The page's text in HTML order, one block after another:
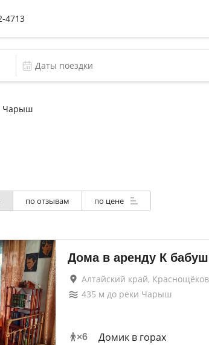
4713
Чарыш
по отзывам по цене
Дома в аренду К
Алтайский край,
435 м до реки Чарыш
×6 Домик в горах